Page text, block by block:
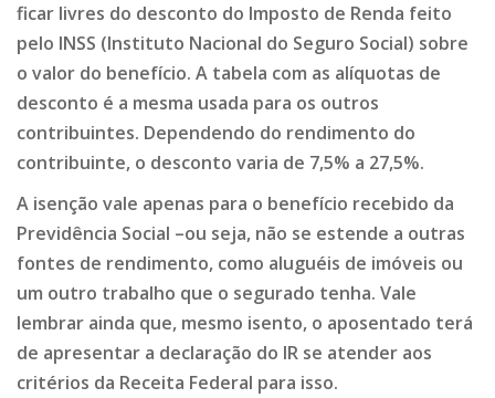
ficar livres do desconto do Imposto de Renda feito
pelo INSS (Instituto Nacional do Seguro Social) sobre
o valor do benefício. A tabela com as alíquotas de
desconto é a mesma usada para os outros
contribuintes. Dependendo do rendimento do
contribuinte, o desconto varia de 7,5% a 27,5%.
A isenção vale apenas para o benefício recebido da
Previdência Social –ou seja, não se estende a outras
fontes de rendimento, como aluguéis de imóveis ou
um outro trabalho que o segurado tenha. Vale
lembrar ainda que, mesmo isento, o aposentado terá
de apresentar a declaração do IR se atender aos
critérios da Receita Federal para isso.